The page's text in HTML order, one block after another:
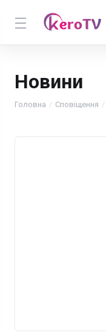
Новини
Головна Сповіщення